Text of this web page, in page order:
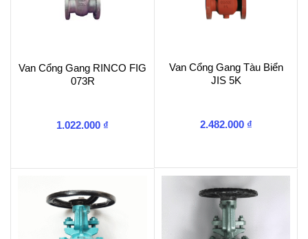
Van Cổng Gang RINCO FIG
073R
1.022.000 ₫
Van Cổng Gang Tàu Biển
JIS 5K
2.482.000 ₫